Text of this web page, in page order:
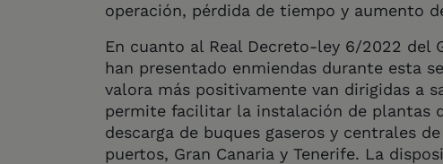
operación, pérdida de tiempo y aumento
En cuanto al Real Decreto-ley 6/2022 del
han presentado enmiendas durante esta
valora más positivamente van dirigidas a
permite facilitar la instalación de plantas
descarga de buques gaseros y centrales
puertos, Gran Canaria y Tenerife. La